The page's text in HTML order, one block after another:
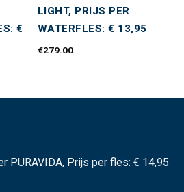
€
LIGHT, PRIJS PER
WATERFLES: € 13,95
€279.00
PURAVIDA, Prijs per fles: € 14,95